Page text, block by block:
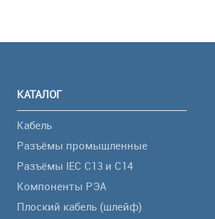
КАТАЛОГ
Кабель
Разъёмы промышленные
Разъёмы IEC C13 и C14
Компоненты РЭА
Плоский кабель (шлейф)